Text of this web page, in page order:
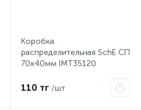
Коробка
распределительная SchE СП
70х40мм IMT35120
110 тг /шт